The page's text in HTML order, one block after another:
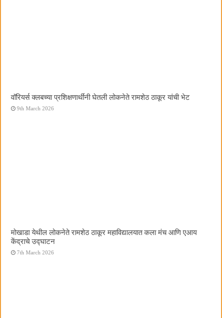
वॉरियर्स क्लबच्या प्रशिक्षणार्थींनी घेतली लोकनेते रामशेठ ठाकूर यांची भेट
9th March 2026
मोखाडा येथील लोकनेते रामशेठ ठाकूर महाविद्यालयात कला मंच आणि एआय
केंद्राचे उद्घाटन
7th March 2026